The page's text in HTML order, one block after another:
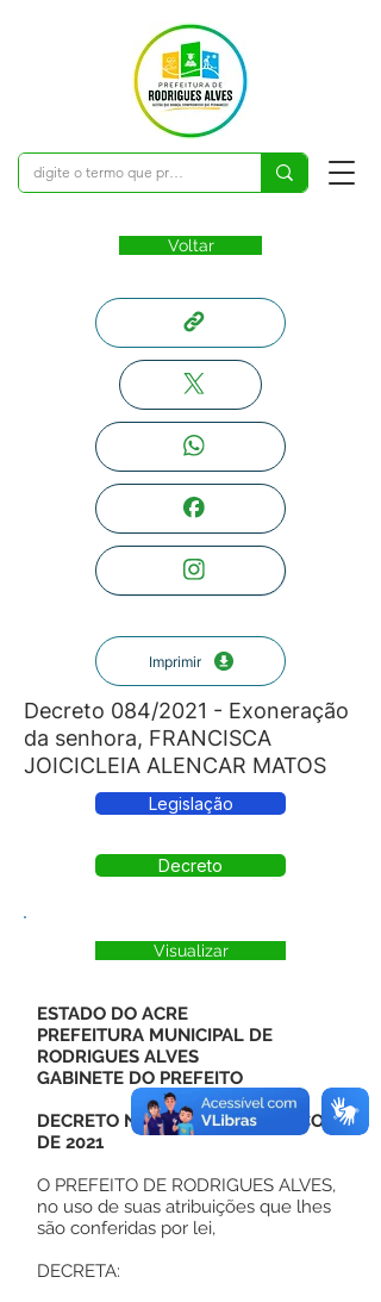
Voltar
Imprimir
Decreto 084/2021 - Exoneração
da senhora, FRANCISCA
JOICICLEIA ALENCAR MATOS
Legislação
Decreto
Visualizar
ESTADO DO ACRE
PREFEITURA MUNICIPAL DE
RODRIGUES ALVES
GABINETE DO PREFEITO
DECRETO Nº 84, DE 31 DE MARÇO
DE 2021
O PREFEITO DE RODRIGUES ALVES,
no uso de suas atribuições que lhes
são conferidas por lei,
DECRETA: